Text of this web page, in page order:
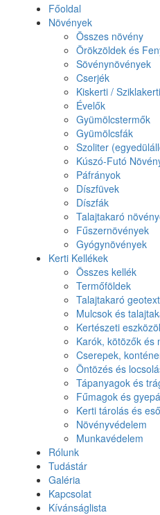
Főoldal
Növények
Összes növény
Örökzöldek és
Sövénynövények
Cserjék
Kiskerti /
Évelők
Gyümölcstermők
Gyümölcsfák
Szoliter
Kúszó-Futó
Páfrányok
Díszfüvek
Díszfák
Talajtakaró
Fűszernövények
Gyógynövények
Kerti Kellékek
Összes kellék
Termőföldek
Talajtakaró
Mulcsok és
Kertészeti
Karók, kötözők és
Cserepek,
Öntözés és
Tápanyagok és
Fűmagok és
Kerti tárolás és
Növényvédelem
Munkavédelem
Rólunk
Tudástár
Galéria
Kapcsolat
Kívánságlista